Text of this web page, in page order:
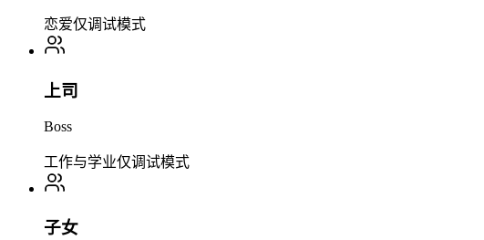
恋爱仅调试模式
上司
Boss
工作与学业仅调试模式
子女